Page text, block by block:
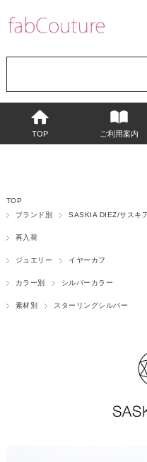
TOP ご利用案内
TOP
ブランド別
SASKIA DIEZ/サスキ
再入荷
ジュエリー イヤーカフ
カラー別 シルバーカラー
素材別 スターリングシルバー